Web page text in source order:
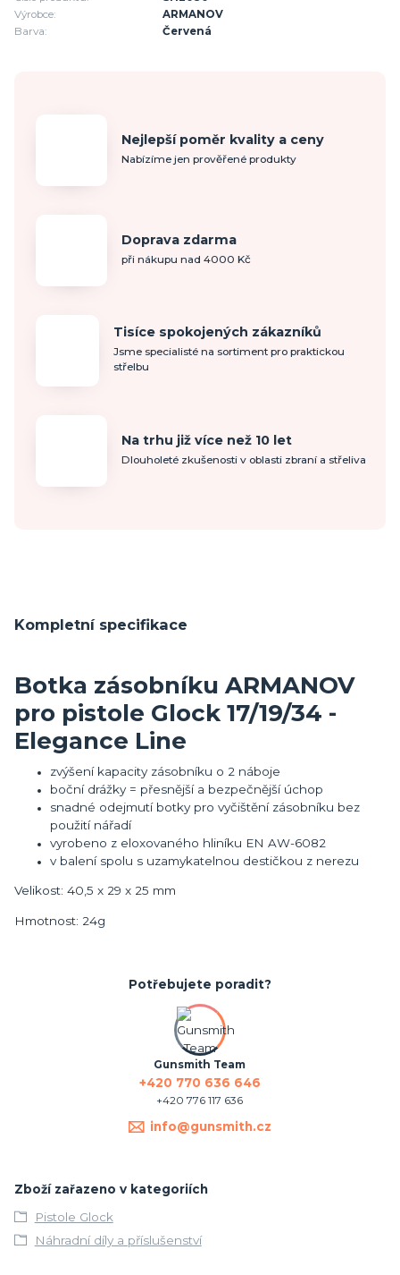
Výrobce:
ARMANOV
Barva:
Červená
Nejlepší poměr kvality a ceny
Nabízíme jen prověřené produkty
Doprava zdarma
při nákupu nad 4000 Kč
Tisíce spokojených zákazníků
Jsme specialisté na sortiment pro praktickou
střelbu
Na trhu již více než 10 let
Dlouholeté zkušenosti v oblasti zbraní a střeliva
Kompletní specifikace
Botka zásobníku ARMANOV
pro pistole Glock 17/19/34 -
Elegance Line
zvýšení kapacity zásobníku o 2 náboje
boční drážky = přesnější a bezpečnější úchop
snadné odejmutí botky pro vyčištění zásobníku bez
použití nářadí
vyrobeno z eloxovaného hliníku EN AW-6082
v balení spolu s uzamykatelnou destičkou z nerezu
Velikost: 40,5 x 29 x 25 mm
Hmotnost: 24g
Potřebujete poradit?
Gunsmith Team
+420 770 636 646
+420 776 117 636
info@gunsmith.cz
Zboží zařazeno v kategoriích
Pistole Glock
Náhradní díly a příslušenství